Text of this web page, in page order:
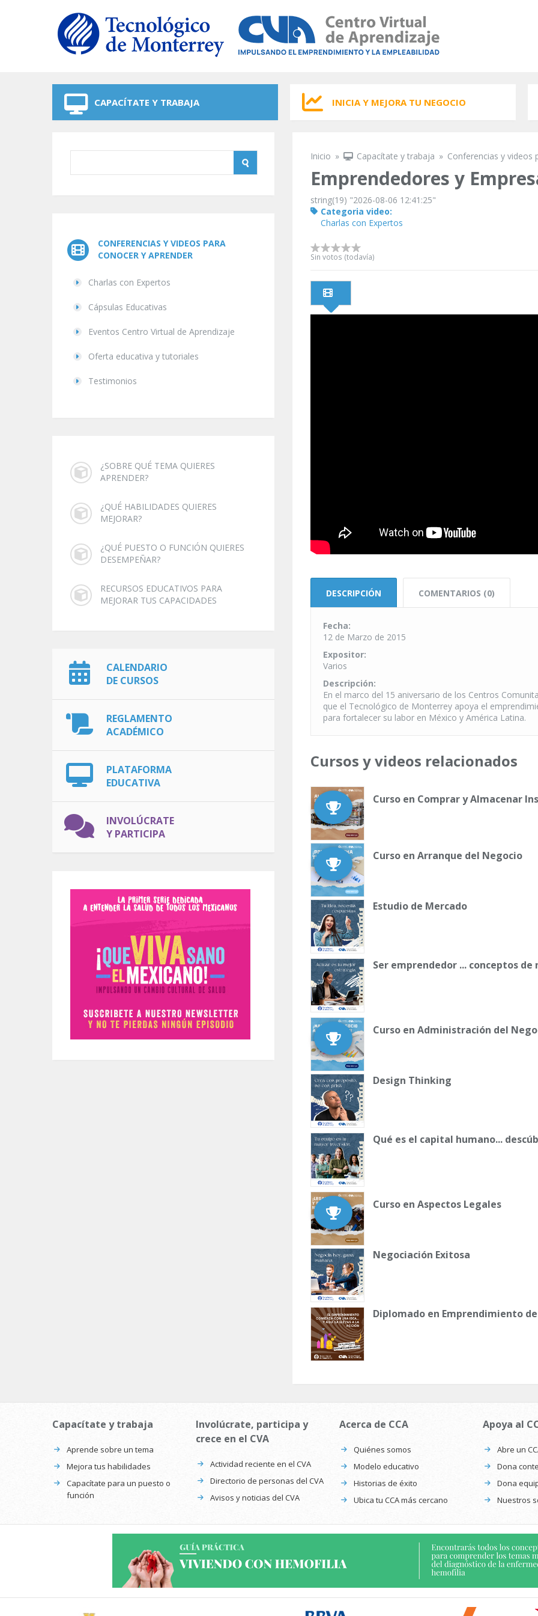
CAPACÍTATE Y TRABAJA INICIA Y MEJORA TU NEGOCIO
CONFERENCIAS Y VIDEOS PARA
CONOCER Y APRENDER
Charlas con Expertos
Cápsulas Educativas
Eventos Centro Virtual de Aprendizaje
Oferta educativa y tutoriales
Testimonios
¿SOBRE QUÉ TEMA QUIERES
APRENDER?
¿QUÉ HABILIDADES QUIERES
MEJORAR?
¿QUÉ PUESTO O FUNCIÓN QUIERES
DESEMPEÑAR?
RECURSOS EDUCATIVOS PARA
MEJORAR TUS CAPACIDADES
CALENDARIO
DE CURSOS
REGLAMENTO
ACADÉMICO
PLATAFORMA
EDUCATIVA
INVOLÚCRATE
Y PARTICIPA
Se encuentra usted aquí
Inicio » Capacítate y trabaja » Conferencias y videos
Emprendedores y
string(19) "2026-08-06 12:41:25"
Categoria video:
Charlas con Expertos
Sin votos (todavía)
DESCRIPCIÓN COMENTARIOS (0)
Fecha:
12 de Marzo de 2015
Expositor:
Varios
Descripción:
En el marco del 15 aniversario de los Centros
que el Tecnológico de Monterrey apoya el
para fortalecer su labor en México y América Latina.
Cursos y videos relacionados
Curso en Comprar y Almacenar
Curso en Arranque del Negocio
Estudio de Mercado
Ser emprendedor ... conceptos de
Curso en Administración del
Design Thinking
Qué es el capital humano...
Curso en Aspectos Legales
Negociación Exitosa
Diplomado en Emprendimiento
Capacítate y trabaja
Aprende sobre un tema
Mejora tus habilidades
Capacítate para un puesto o
función
Involúcrate, participa y
crece en el CVA
Actividad reciente en el CVA
Directorio de personas del CVA
Avisos y noticias del CVA
Acerca de CCA
Quiénes somos
Modelo educativo
Historias de éxito
Ubica tu CCA más cercano
Apoya al
Abre un
Dona
Dona
Nuestros